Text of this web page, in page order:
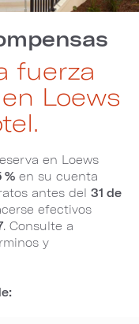
fuerza
Loews
en Loews
% en su cuenta
antes del 31 de
efectivos
. Consulte a
y